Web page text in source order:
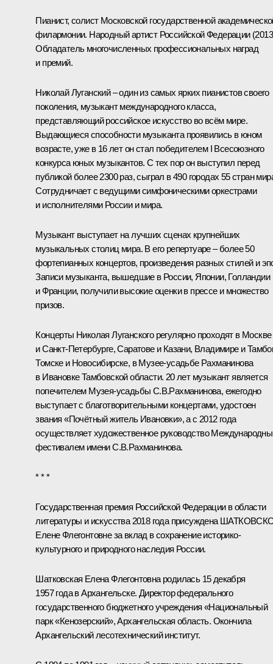
Пианист, солист Московской государственной
филармонии. Народный артист Российской Федерации
Обладатель многочисленных профессиональных наград
и премий.
Николай Луганский – один из самых ярких пианистов своего
поколения, музыкант международного класса,
представляющий российское искусство во всём мире.
Выдающиеся способности музыканта проявились в юном
возрасте, уже в 16 лет он стал победителем I Всесоюзного
конкурса юных музыкантов. С тех пор он выступил перед
публикой более 2300 раз, сыграл в 490 городах 55 стран
Сотрудничает с ведущими симфоническими оркестрами
и исполнителями России и мира.
Музыкант выступает на лучших сценах крупнейших
музыкальных столиц мира. В его репертуаре – более 50
фортепианных концертов, произведения разных стилей и
Записи музыканта, вышедшие в России, Японии, Голландии
и Франции, получили высокие оценки в прессе и множество
призов.
Концерты Николая Луганского регулярно проходят в Москве
и Санкт-Петербурге, Саратове и Казани, Владимире и
Томске и Новосибирске, в Музее-усадьбе Рахманинова
в Ивановке Тамбовской области. 20 лет музыкант является
попечителем Музея-усадьбы С.В.Рахманинова, ежегодно
выступает с благотворительными концертами, удостоен
звания «Почётный житель Ивановки», а с 2012 года
осуществляет художественное руководство
фестивалем имени С.В.Рахманинова.
* * *
Государственная премия Российской Федерации в области
литературы и искусства 2018 года присуждена
Елене Флегонтовне за вклад в сохранение историко-
культурного и природного наследия России.
Шатковская Елена Флегонтовна родилась 15 декабря
1957 года в Архангельске. Директор федерального
государственного бюджетного учреждения «Национальный
парк «Кенозерский», Архангельская область. Окончила
Архангельский лесотехнический институт.